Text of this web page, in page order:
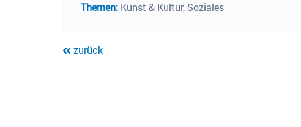
Themen: Kunst & Kultur, Soziales
zurück